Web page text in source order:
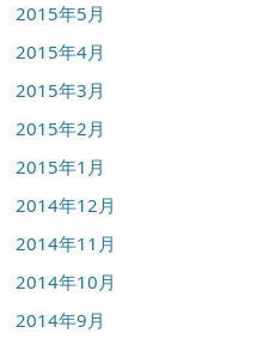
2015年5月
2015年4月
2015年3月
2015年2月
2015年1月
2014年12月
2014年11月
2014年10月
2014年9月